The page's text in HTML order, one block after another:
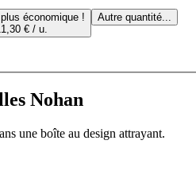
plus économique !
€ / u.
Autre quantité...
Nohan
une boîte au design attrayant.